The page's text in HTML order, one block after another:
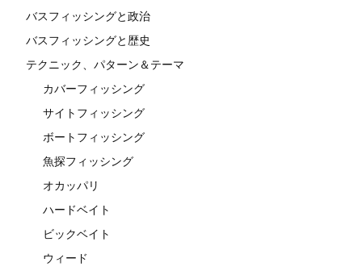
バスフィッシングと政治
バスフィッシングと歴史
テクニック、パターン＆テーマ
カバーフィッシング
サイトフィッシング
ボートフィッシング
魚探フィッシング
オカッパリ
ハードベイト
ビックベイト
ウィード